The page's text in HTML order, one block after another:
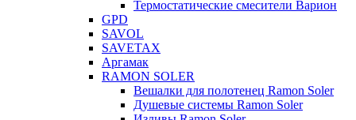
Термостатические смесители Варион
GPD
SAVOL
SAVETAX
Аргамак
RAMON SOLER
Вешалки для полотенец Ramon Soler
Душевые системы Ramon Soler